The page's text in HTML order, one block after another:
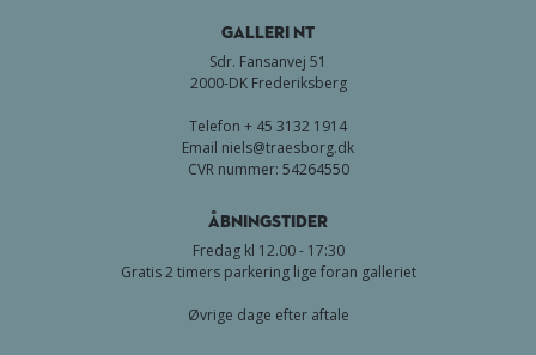
GALLERI NT
Sdr. Fansanvej 51
2000-DK Frederiksberg
Telefon + 45 3132 1914
Email niels@traesborg.dk
CVR nummer: 54264550
Åbningstider
Fredag kl 12.00 - 17:30
Gratis 2 timers parkering lige foran galleriet
Øvrige dage efter aftale